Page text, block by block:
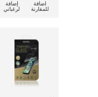
إضافة
لرغباتي
اضافة
للمقارنة